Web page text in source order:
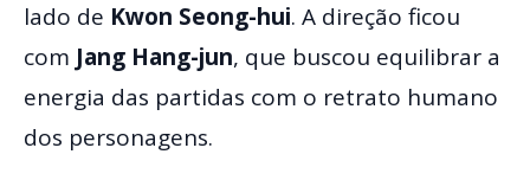
lado de Kwon Seong-hui. A direção ficou
com Jang Hang-jun, que buscou equilibrar a
energia das partidas com o retrato humano
dos personagens.